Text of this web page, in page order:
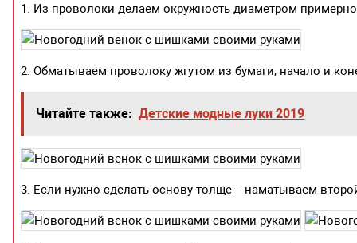
1. Из проволоки делаем окружность диаметром
2. Обматываем проволоку жгутом из бумаги, начало и
Читайте также: Детские модные луки 2019
3. Если нужно сделать основу толще – наматываем